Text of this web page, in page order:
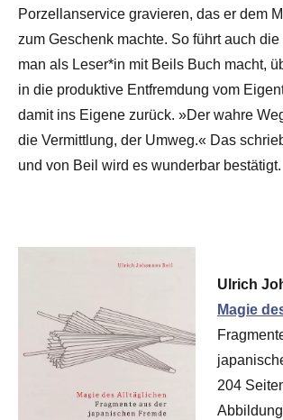
Porzellanservice gravieren, das er dem
zum Geschenk machte. So führt auch
man als Leser*in mit Beils Buch macht,
in die produktive Entfremdung vom
damit ins Eigene zurück. »Der wahre
die Vermittlung, der Umweg.« Das
und von Beil wird es wunderbar bestätigt.
Ulrich
Magie
204